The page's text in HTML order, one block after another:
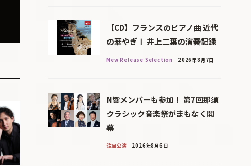
【CD】フランスのピアノ曲 近代
の華やぎⅠ 井上二葉の演奏記録
New Release Selection 2026年8月7日
N響メンバーも参加！ 第7回那須
クラシック音楽祭がまもなく開
幕
注目公演 2026年8月6日